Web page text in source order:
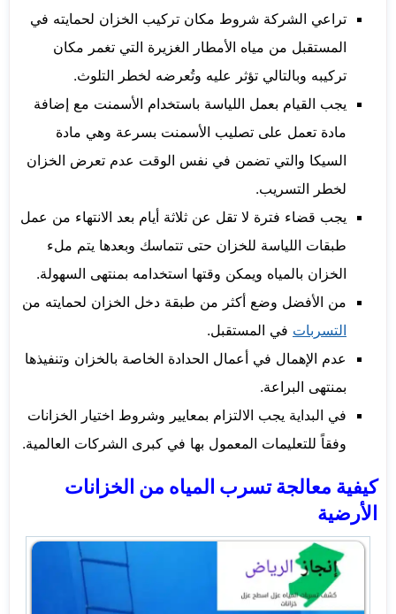
تراعي الشركة شروط مكان تركيب الخزان لحمايته في
المستقبل من مياه الأمطار الغزيرة التي تغمر مكان
تركيبه وبالتالي تؤثر عليه وتُعرضه لخطر التلوث.
يجب القيام بعمل اللياسة باستخدام الأسمنت مع إضافة
مادة تعمل على تصليب الأسمنت بسرعة وهي مادة
السيكا والتي تضمن في نفس الوقت عدم تعرض الخزان
لخطر التسريب.
يجب قضاء فترة لا تقل عن ثلاثة أيام بعد الانتهاء من عمل
طبقات اللياسة للخزان حتى تتماسك وبعدها يتم ملء
الخزان بالمياه ويمكن وقتها استخدامه بمنتهى السهولة.
من الأفضل وضع أكثر من طبقة دخل الخزان لحمايته من
التسربات في المستقبل.
عدم الإهمال في أعمال الحدادة الخاصة بالخزان وتنفيذها
بمنتهى البراعة.
في البداية يجب الالتزام بمعايير وشروط اختيار الخزانات
وفقاً للتعليمات المعمول بها في كبرى الشركات العالمية.
كيفية معالجة تسرب المياه من الخزانات
الأرضية